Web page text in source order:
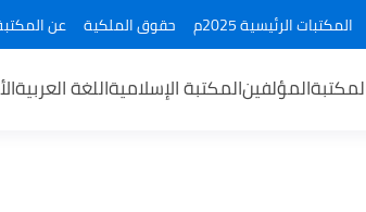
المكتبات الرئيسية 2025م حقوق الملكية عن
المؤلفينالمكتبة الإسلاميةاللغة العربية